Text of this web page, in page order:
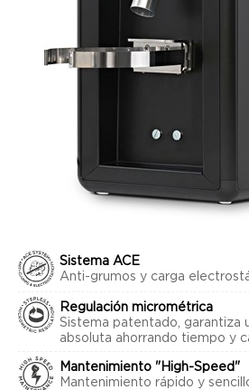
Sistema ACE
Anti-grumos y carga
Regulación micrométrica
Sistema patentado, garantiza
absoluta ahorrando tiempo y
Mantenimiento "High-Speed"
Mantenimiento rápido y